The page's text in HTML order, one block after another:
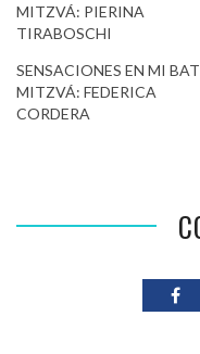
MITZVÁ: PIERINA
TIRABOSCHI
SENSACIONES EN MI BAT
MITZVÁ: FEDERICA
CORDERA